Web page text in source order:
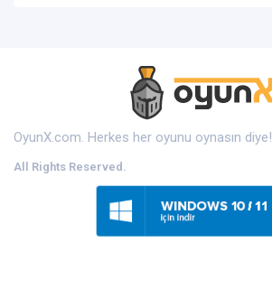
OyunX.com. Herkes her oyunu oynasın diye!
All Rights Reserved.